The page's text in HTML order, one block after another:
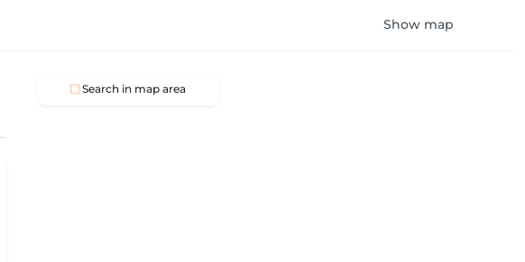
Show map
Search in map area